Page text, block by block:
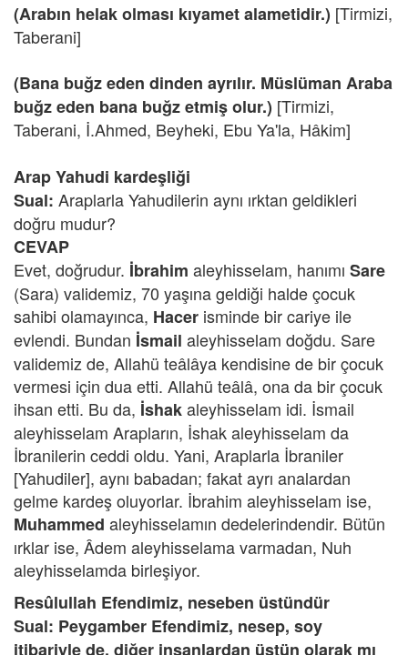
(Arabın helak olması kıyamet alametidir.) [Tirmizi,
Taberani]
(Bana buğz eden dinden ayrılır. Müslüman Araba
buğz eden bana buğz etmiş olur.) [Tirmizi,
Taberani, İ.Ahmed, Beyheki, Ebu Ya'la, Hâkim]
Arap Yahudi kardeşliği
Sual: Araplarla Yahudilerin aynı ırktan geldikleri
doğru mudur?
CEVAP
Evet, doğrudur. İbrahim aleyhisselam, hanımı Sare
(Sara) validemiz, 70 yaşına geldiği halde çocuk
sahibi olamayınca, Hacer isminde bir cariye ile
evlendi. Bundan İsmail aleyhisselam doğdu. Sare
validemiz de, Allahü teâlâya kendisine de bir çocuk
vermesi için dua etti. Allahü teâlâ, ona da bir çocuk
ihsan etti. Bu da, İshakaleyhisselam idi. İsmail
aleyhisselam Arapların, İshak aleyhisselam da
İbranilerin ceddi oldu. Yani, Araplarla İbraniler
[Yahudiler], aynı babadan; fakat ayrı analardan
gelme kardeş oluyorlar. İbrahim aleyhisselam ise,
Muhammed aleyhisselamın dedelerindendir. Bütün
ırklar ise, Âdem aleyhisselama varmadan, Nuh
aleyhisselamda birleşiyor.
Resûlullah Efendimiz, neseben üstündür
Sual: Peygamber Efendimiz, nesep, soy
itibariyle de, diğer insanlardan üstün olarak mı